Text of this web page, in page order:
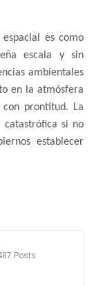
es como
escala y sin
ambientales
en la atmósfera
prontitud. La
catastrófica si no
establecer
Posts